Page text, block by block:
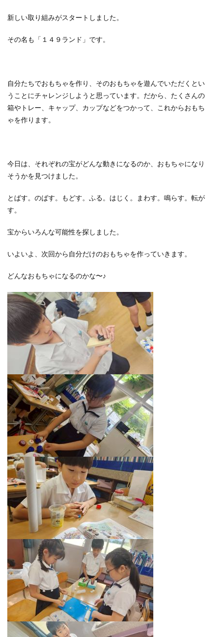
新しい取り組みがスタートしました。
その名も「１４９ランド」です。
自分たちでおもちゃを作り、そのおもちゃを遊んでいただくとい
うことにチャレンジしようと思っています。 だから、たくさんの
箱やトレー、キャップ、カップなどをつかって、これからおもち
ゃを作ります。
今日は、それぞれの宝がどんな動きになるのか、おもちゃになり
そうかを見つけました。
とばす。のばす。もどす。ふる。はじく。まわす。鳴らす。転が
す。
宝からいろんな可能性を探しました。
いよいよ、次回から自分だけのおもちゃを作っていきます。
どんなおもちゃになるのかな〜♪